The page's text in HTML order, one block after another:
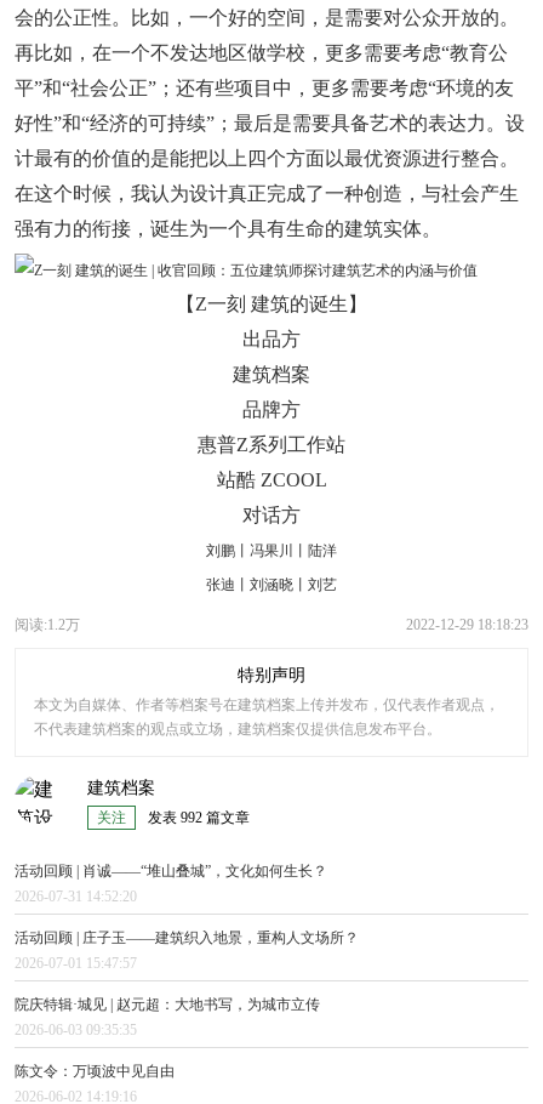
会的公正性。比如，一个好的空间，是需要对公众开放的。
再比如，在一个不发达地区做学校，更多需要考虑“教育公
平”和“社会公正”；还有些项目中，更多需要考虑“环境的友
好性”和“经济的可持续”；最后是需要具备艺术的表达力。设
计最有的价值的是能把以上四个方面以最优资源进行整合。
在这个时候，我认为设计真正完成了一种创造，与社会产生
强有力的衔接，诞生为一个具有生命的建筑实体。
【Z一刻 建筑的诞生】
出品方
建筑档案
品牌方
惠普Z系列工作站
站酷 ZCOOL
对话方
刘鹏丨 冯果川
陆洋
张迪
刘涵晓 刘艺
阅读:1.2万 2022-12-29 18:18:23
特别声明
本文为自媒体、作者等档案号在建筑档案上传并发布，仅代表作者观点，
不代表建筑档案的观点或立场，建筑档案仅提供信息发布平台。
建筑档案
关注 发表 992 篇文章
活动回顾 | 肖诚——“堆山叠城”，文化如何生长？
2026-07-31 14:52:20
活动回顾 | 庄子玉——建筑织入地景，重构人文场所？
2026-07-01 15:47:57
院庆特辑·城见 | 赵元超：大地书写，为城市立传
2026-06-03 09:35:35
陈文令：万顷波中见自由
2026-06-02 14:19:16